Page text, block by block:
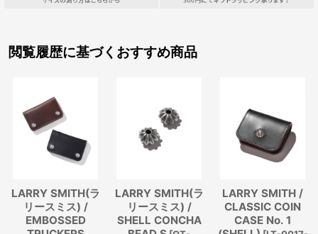
閲覧履歴に基づくおすすめ商品
LARRY SMITH(ラ
リースミス) /
EMBOSSED
LARRY SMITH(ラ
リースミス) /
SHELL CONCHA
LARRY SMITH /
CLASSIC COIN
CASE No. 1